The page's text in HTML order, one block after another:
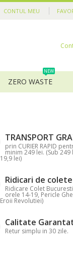
CONTUL MEU
ZERO WASTE
NEW
TRANSPORT
prin CURIER RAPID
minim 249 lei. (Sub
19,9 lei)
Ridicari de
Ridicare Colet
orele 14-19, Pericle
Eroii Revolutiei)
Calitate
Retur simplu in 30 zile.